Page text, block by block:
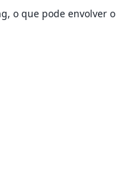
o que pode envolver o